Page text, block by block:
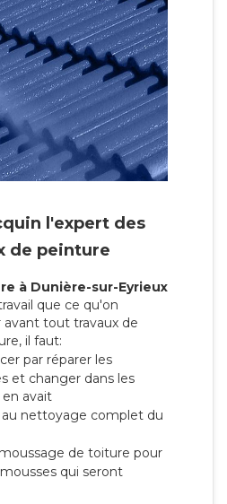
l'expert des
de peinture
à Dunière-sur-Eyrieux
que ce qu'on
avant tout travaux de
il faut:
par réparer les
et changer dans les
en avait
nettoyage complet du
de toiture pour
qui seront